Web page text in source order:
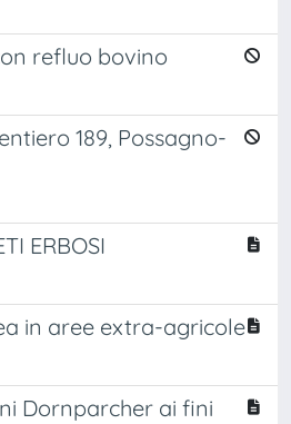
refluo bovino
189, Possagno-
ERBOSI
in aree extra-agricole
Dornparcher ai fini